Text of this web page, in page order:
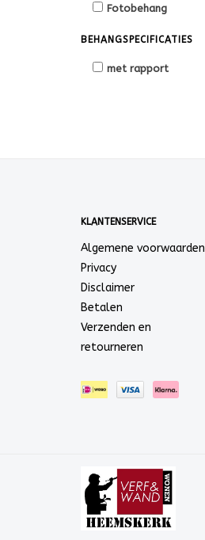
Fotobehang
BEHANGSPECIFICATIES
met rapport
KLANTENSERVICE
Algemene voorwaarden
Privacy
Disclaimer
Betalen
Verzenden en
retourneren